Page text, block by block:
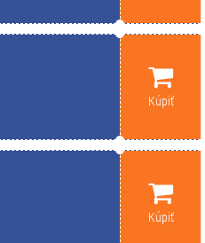
Kúpiť
Kúpiť